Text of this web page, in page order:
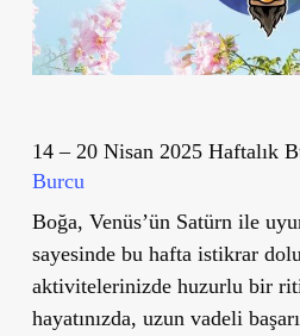
14 – 20 Nisan 2025 Haftalık
Burcu
Boğa, Venüs’ün Satürn ile
sayesinde bu hafta istikrar
aktivitelerinizde huzurlu bir
hayatınızda, uzun vadeli